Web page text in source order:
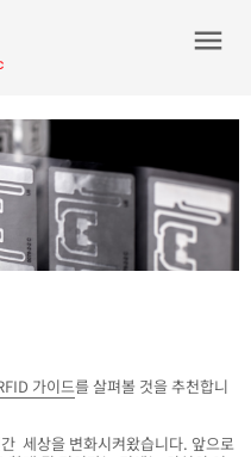
menu
가이드를 살펴볼 것을 추천합니
세상을 변화시켜왔습니다. 앞으로